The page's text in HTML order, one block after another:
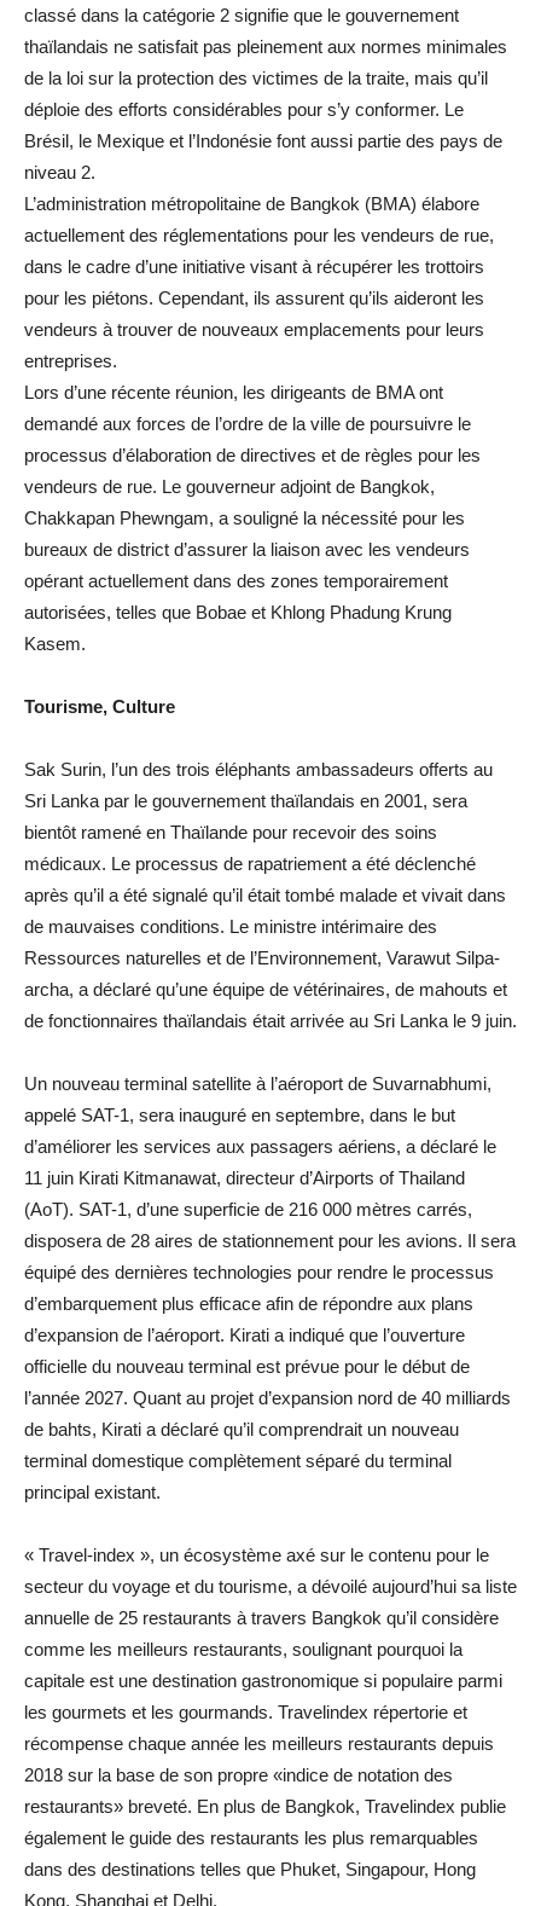
classé dans la catégorie 2 signifie que le gouvernement
thaïlandais ne satisfait pas pleinement aux normes minimales
de la loi sur la protection des victimes de la traite, mais qu’il
déploie des efforts considérables pour s’y conformer. Le
Brésil, le Mexique et l’Indonésie font aussi partie des pays de
niveau 2.
L’administration métropolitaine de Bangkok (BMA) élabore
actuellement des réglementations pour les vendeurs de rue,
dans le cadre d’une initiative visant à récupérer les trottoirs
pour les piétons. Cependant, ils assurent qu’ils aideront les
vendeurs à trouver de nouveaux emplacements pour leurs
entreprises.
Lors d’une récente réunion, les dirigeants de BMA ont
demandé aux forces de l’ordre de la ville de poursuivre le
processus d’élaboration de directives et de règles pour les
vendeurs de rue. Le gouverneur adjoint de Bangkok,
Chakkapan Phewngam, a souligné la nécessité pour les
bureaux de district d’assurer la liaison avec les vendeurs
opérant actuellement dans des zones temporairement
autorisées, telles que Bobae et Khlong Phadung Krung
Kasem.
Tourisme, Culture
Sak Surin, l’un des trois éléphants ambassadeurs offerts au
Sri Lanka par le gouvernement thaïlandais en 2001, sera
bientôt ramené en Thaïlande pour recevoir des soins
médicaux. Le processus de rapatriement a été déclenché
après qu’il a été signalé qu’il était tombé malade et vivait dans
de mauvaises conditions. Le ministre intérimaire des
Ressources naturelles et de l’Environnement, Varawut Silpa-
archa, a déclaré qu’une équipe de vétérinaires, de mahouts et
de fonctionnaires thaïlandais était arrivée au Sri Lanka le 9 juin.
Un nouveau terminal satellite à l’aéroport de Suvarnabhumi,
appelé SAT-1, sera inauguré en septembre, dans le but
d’améliorer les services aux passagers aériens, a déclaré le
11 juin Kirati Kitmanawat, directeur d’Airports of Thailand
(AoT). SAT-1, d’une superficie de 216 000 mètres carrés,
disposera de 28 aires de stationnement pour les avions. Il sera
équipé des dernières technologies pour rendre le processus
d’embarquement plus efficace afin de répondre aux plans
d’expansion de l’aéroport. Kirati a indiqué que l’ouverture
officielle du nouveau terminal est prévue pour le début de
l’année 2027. Quant au projet d’expansion nord de 40 milliards
de bahts, Kirati a déclaré qu’il comprendrait un nouveau
terminal domestique complètement séparé du terminal
principal existant.
« Travel-index », un écosystème axé sur le contenu pour le
secteur du voyage et du tourisme, a dévoilé aujourd’hui sa liste
annuelle de 25 restaurants à travers Bangkok qu’il considère
comme les meilleurs restaurants, soulignant pourquoi la
capitale est une destination gastronomique si populaire parmi
les gourmets et les gourmands. Travelindex répertorie et
récompense chaque année les meilleurs restaurants depuis
2018 sur la base de son propre «indice de notation des
restaurants» breveté. En plus de Bangkok, Travelindex publie
également le guide des restaurants les plus remarquables
dans des destinations telles que Phuket, Singapour, Hong
Kong, Shanghai et Delhi.